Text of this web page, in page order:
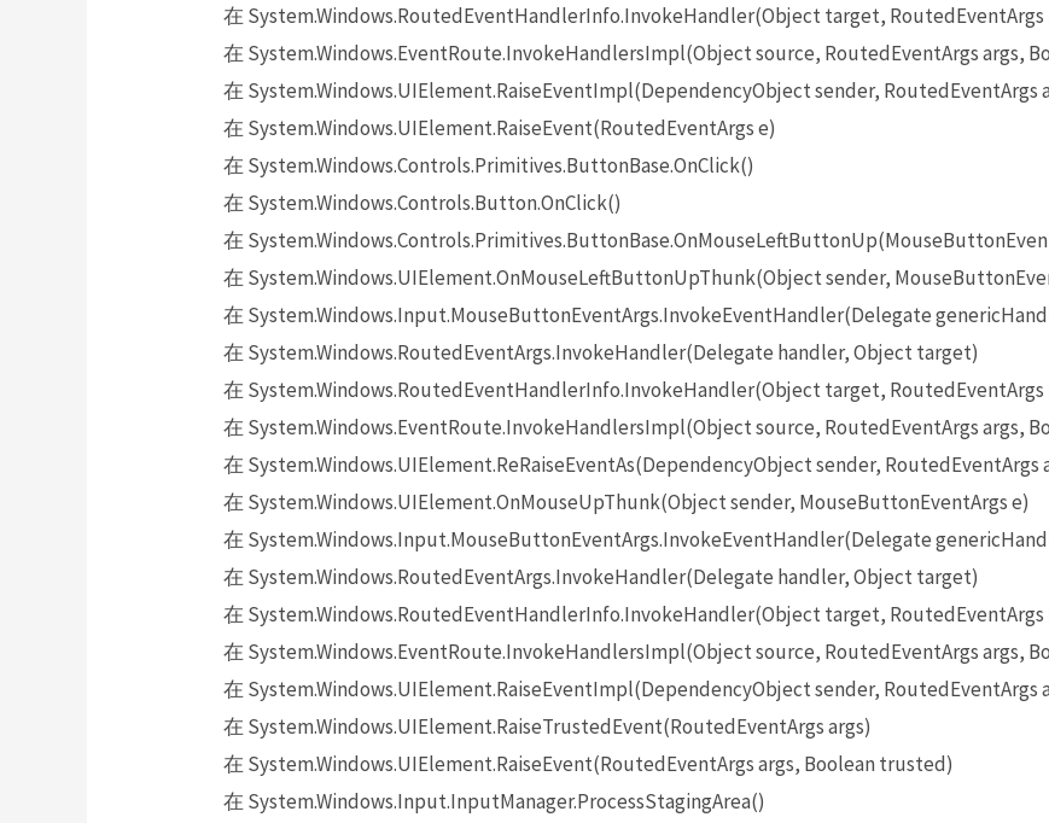
在 System.Windows.RoutedEventHandlerInfo.InvokeHandler(Object target,
在 System.Windows.EventRoute.InvokeHandlersImpl(Object source, RoutedEventArgs args,
在 System.Windows.UIElement.RaiseEventImpl(DependencyObject sender, RoutedEventArgs
在 System.Windows.UIElement.RaiseEvent(RoutedEventArgs e)
在 System.Windows.Controls.Primitives.ButtonBase.OnClick()
在 System.Windows.Controls.Button.OnClick()
在
在 System.Windows.UIElement.OnMouseLeftButtonUpThunk(Object sender,
在 System.Windows.Input.MouseButtonEventArgs.InvokeEventHandler(Delegate
在 System.Windows.RoutedEventArgs.InvokeHandler(Delegate handler, Object target)
在 System.Windows.RoutedEventHandlerInfo.InvokeHandler(Object target,
在 System.Windows.EventRoute.InvokeHandlersImpl(Object source, RoutedEventArgs args,
在 System.Windows.UIElement.ReRaiseEventAs(DependencyObject sender,
在 System.Windows.UIElement.OnMouseUpThunk(Object sender, MouseButtonEventArgs e)
在 System.Windows.Input.MouseButtonEventArgs.InvokeEventHandler(Delegate
在 System.Windows.RoutedEventArgs.InvokeHandler(Delegate handler, Object target)
在 System.Windows.RoutedEventHandlerInfo.InvokeHandler(Object target,
在 System.Windows.EventRoute.InvokeHandlersImpl(Object source, RoutedEventArgs args,
在 System.Windows.UIElement.RaiseEventImpl(DependencyObject sender, RoutedEventArgs
在 System.Windows.UIElement.RaiseTrustedEvent(RoutedEventArgs args)
在 System.Windows.UIElement.RaiseEvent(RoutedEventArgs args, Boolean trusted)
在 System.Windows.Input.InputManager.ProcessStagingArea()